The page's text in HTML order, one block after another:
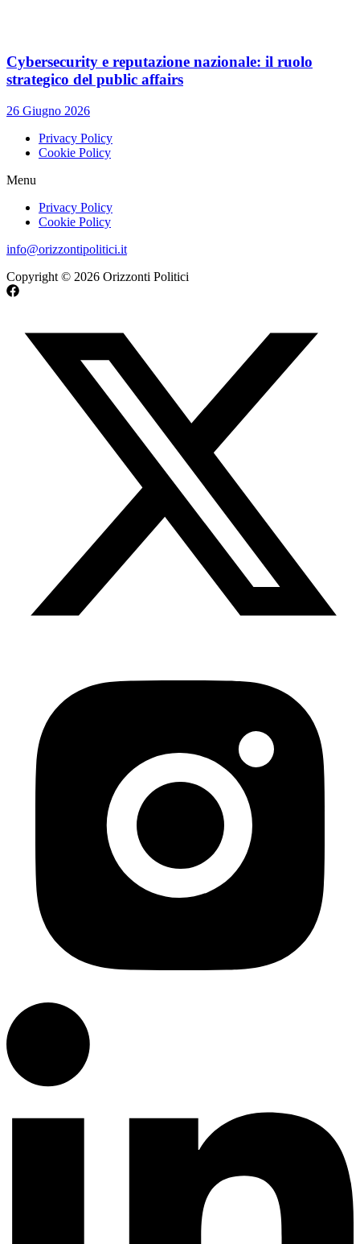
Cybersecurity e reputazione nazionale: il ruolo
strategico del public affairs
26 Giugno 2026
Privacy Policy
Cookie Policy
Menu
Privacy Policy
Cookie Policy
info@orizzontipolitici.it
Copyright © 2026 Orizzonti Politici